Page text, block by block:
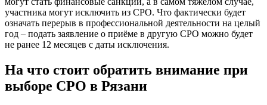
участника могут исключить из СРО. Что фактически будет
означать перерыв в профессиональной деятельности на целый
год – подать заявление о приёме в другую СРО можно будет
не ранее 12 месяцев с даты исключения.
На что стоит обратить внимание при
выборе СРО в Рязани